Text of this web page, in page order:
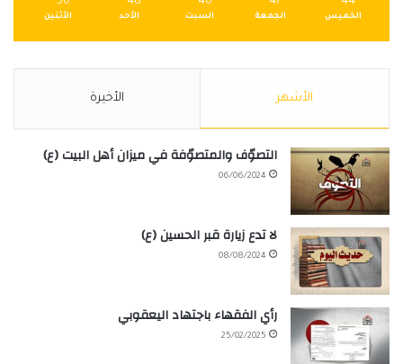
الخميس الجمعة السبت الأحد الأثنين
الأشهر الأخيرة
التصوّف والمتصوّفة في ميزان أهل البيت (ع)
06/06/2024
لا تدع زيارة قبر الحسين (ع)
08/08/2024
رأي الفقهاء باجتهاد اليعقوبي
25/02/2025